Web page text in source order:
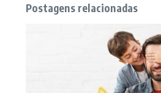
Postagens relacionadas